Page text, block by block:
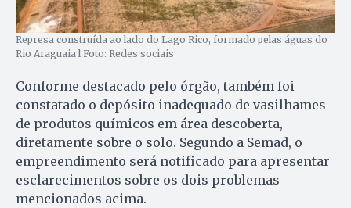
Represa construída ao lado do Lago Rico, formado pelas águas do
Rio Araguaia l Foto: Redes sociais
Conforme destacado pelo órgão, também foi
constatado o depósito inadequado de vasilhames
de produtos químicos em área descoberta,
diretamente sobre o solo. Segundo a Semad, o
empreendimento será notificado para apresentar
esclarecimentos sobre os dois problemas
mencionados acima.